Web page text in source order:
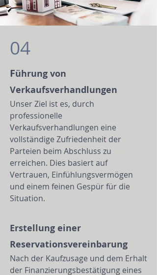
04
Führung von
Verkaufsverhandlungen
Unser Ziel ist es, durch
professionelle
Verkaufsverhandlungen eine
vollständige Zufriedenheit der
Parteien beim Abschluss zu
erreichen. Dies basiert auf
Vertrauen, Einfühlungsvermögen
und einem feinen Gespür für die
Situation.
Erstellung einer
Reservationsvereinbarung
Nach der Kaufzusage und dem Erhalt
der Finanzierungsbestätigung eines